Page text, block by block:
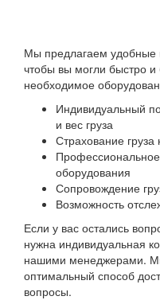
Мы предлагаем удобные
чтобы вы могли быстро и
необходимое
Индивидуальный
и вес груза
Страхование груза
оборудования
Сопровождение
Возможность
Если у вас остались
нужна индивидуальная
нашими менеджерами.
оптимальный способ
вопросы.